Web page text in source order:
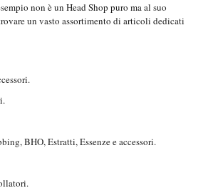
non è un Head Shop puro ma al suo
un vasto assortimento di articoli dedicati
BHO, Estratti, Essenze e accessori.